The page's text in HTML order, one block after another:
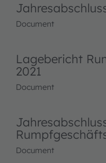
Document
Lagebericht
2021
Document
Document